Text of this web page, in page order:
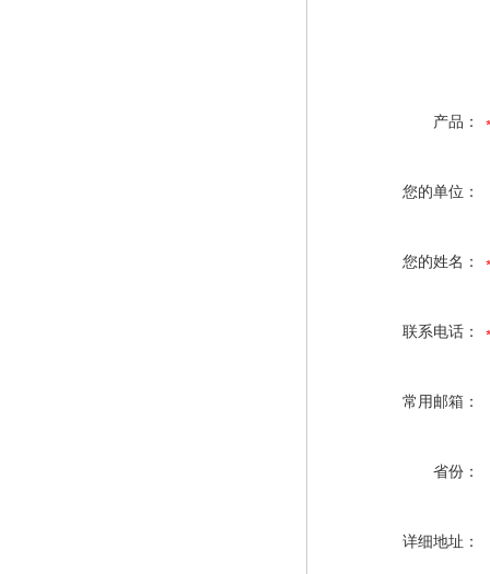
产品：
您的单位：
您的姓名：
联系电话：
常用邮箱：
省份：
详细地址：